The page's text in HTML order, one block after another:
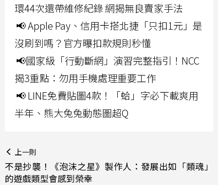
環44次還帶維修紀錄 網揭無良賣家手法
📢 Apple Pay、信用卡搭北捷「只扣1元」是
沒刷到嗎？官方曝扣款規則秒懂
📢國家級「行動斷網」演習完整指引！NCC
揭3重點：勿用手機處理重要工作
📢 LINE免費貼圖4款！「蛤」字必下載爽用
半年、熊大兔兔動態圖超Q
上一則
不是抄襲！《泡沫之星》製作人：發展出如「類魂」
的遊戲類型會感到榮幸